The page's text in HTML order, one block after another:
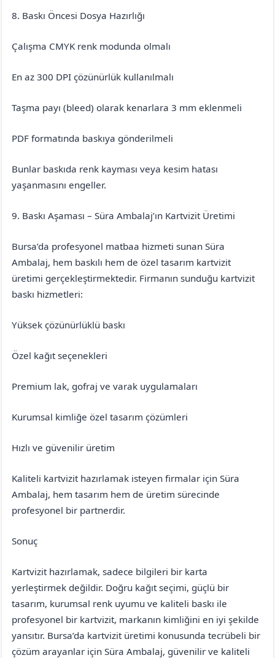
8. Baskı Öncesi Dosya Hazırlığı
Çalışma CMYK renk modunda olmalı
En az 300 DPI çözünürlük kullanılmalı
Taşma payı (bleed) olarak kenarlara 3 mm eklenmeli
PDF formatında baskıya gönderilmeli
Bunlar baskıda renk kayması veya kesim hatası
yaşanmasını engeller.
9. Baskı Aşaması – Süra Ambalaj’ın Kartvizit Üretimi
Bursa’da profesyonel matbaa hizmeti sunan Süra
Ambalaj, hem baskılı hem de özel tasarım kartvizit
üretimi gerçekleştirmektedir. Firmanın sunduğu kartvizit
baskı hizmetleri:
Yüksek çözünürlüklü baskı
Özel kağıt seçenekleri
Premium lak, gofraj ve varak uygulamaları
Kurumsal kimliğe özel tasarım çözümleri
Hızlı ve güvenilir üretim
Kaliteli kartvizit hazırlamak isteyen firmalar için Süra
Ambalaj, hem tasarım hem de üretim sürecinde
profesyonel bir partnerdir.
Sonuç
Kartvizit hazırlamak, sadece bilgileri bir karta
yerleştirmek değildir. Doğru kağıt seçimi, güçlü bir
tasarım, kurumsal renk uyumu ve kaliteli baskı ile
profesyonel bir kartvizit, markanın kimliğini en iyi şekilde
yansıtır. Bursa’da kartvizit üretimi konusunda tecrübeli bir
çözüm arayanlar için Süra Ambalaj, güvenilir ve kaliteli